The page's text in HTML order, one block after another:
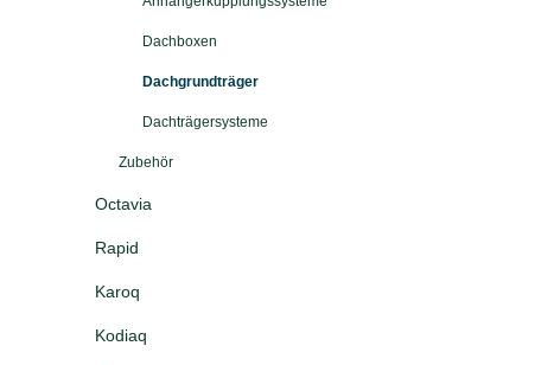
Dachboxen
Dachgrundträger
Dachträgersysteme
Zubehör
Octavia
Rapid
Karoq
Kodiaq